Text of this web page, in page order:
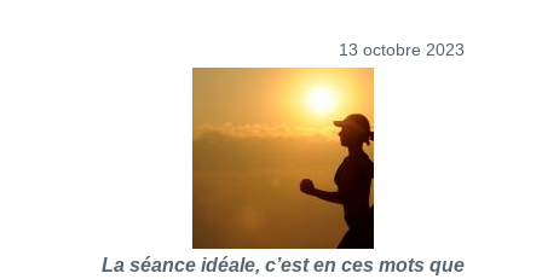
13 octobre 2023
La séance idéale, c’est en ces mots que